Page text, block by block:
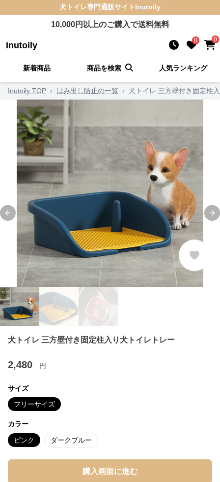
犬トイレ専門通販サイト Inutoily
10,000円以上のご購入で送料無料
Inutoily 0 0
新着商品 商品を検索 人気ランキング
Inutoily TOP › はみ出し防止の一覧 › 犬トイレ 三方壁付き固定柱
Previous slide
犬トイレ 三方壁付き固定柱入り犬トイレトレー
2,480 円
サイズ
フリーサイズ
カラー
ピンク ダークブルー
購入画面に進む